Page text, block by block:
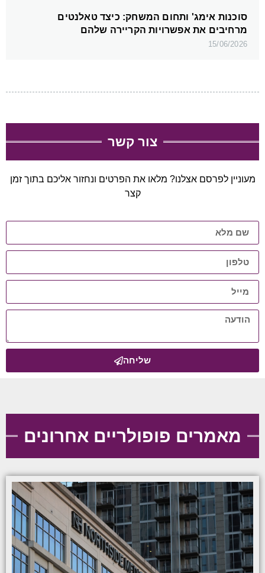
סוכנות אימג' ותחום המשחק: כיצד טאלנטים
מרחיבים את אפשרויות הקריירה שלהם
15/06/2026
צור קשר
מעוניין לפרסם אצלנו? מלאו את הפרטים ונחזור אליכם בתוך זמן
קצר
שליחה
מאמרים פופולריים אחרונים